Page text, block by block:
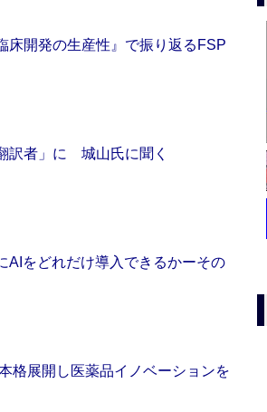
床開発の生産性』で振り返るFSP
訳者」に 城山氏に聞く
AIをどれだけ導入できるかーその
格展開し医薬品イノベーションを